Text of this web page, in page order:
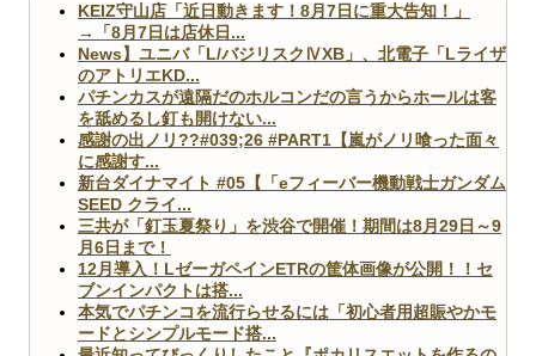
KEIZ守山店「近日動きます！8月7日に重大告知！」
→「8月7日は店休日...
News】ユニバ「L/バジリスクⅣXB」、北電子「Lライザ
のアトリエKD...
パチンカスが遠隔だのホルコンだの言うからホールは客
を舐めるし釘も開けない...
感謝の出ノリ??#039;26 #PART1【嵐がノリ喰った面々
に感謝す...
新台ダイナマイト #05【「eフィーバー機動戦士ガンダム
SEED クライ...
三共が「釘玉夏祭り」を渋谷で開催！期間は8月29日～9
月6日まで！
12月導入！LゼーガペインETRの筐体画像が公開！！セ
ブンインパクトは搭...
本気でパチンコを流行らせるには「初心者用超賑やかモ
ードとシンプルモード搭...